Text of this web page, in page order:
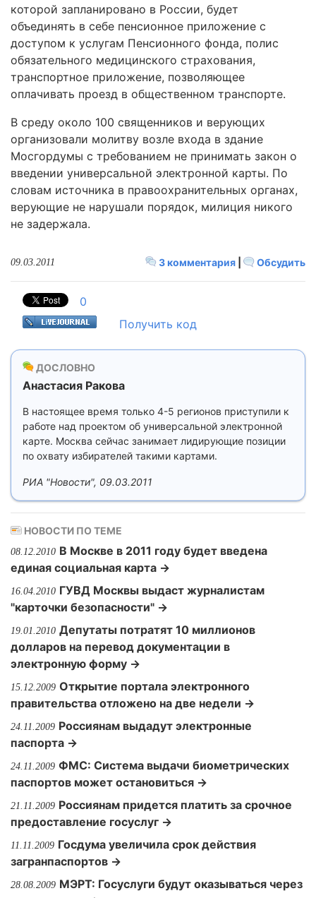
которой запланировано в России, будет
объединять в себе пенсионное приложение с
доступом к услугам Пенсионного фонда, полис
обязательного медицинского страхования,
транспортное приложение, позволяющее
оплачивать проезд в общественном транспорте.
В среду около 100 священников и верующих
организовали молитву возле входа в здание
Мосгордумы с требованием не принимать закон о
введении универсальной электронной карты. По
словам источника в правоохранительных органах,
верующие не нарушали порядок, милиция никого
не задержала.
3 комментария Обсудить
09.03.2011
0
Получить код
ДОСЛОВНО
Анастасия Ракова
В настоящее время только 4-5 регионов приступили к
работе над проектом об универсальной электронной
карте. Москва сейчас занимает лидирующие позиции
по охвату избирателей такими картами.
РИА "Новости", 09.03.2011
НОВОСТИ ПО ТЕМЕ
08.12.2010 В Москве в 2011 году будет введена
единая социальная карта →
16.04.2010 ГУВД Москвы выдаст журналистам
"карточки безопасности" →
19.01.2010 Депутаты потратят 10 миллионов
долларов на перевод документации в
электронную форму →
15.12.2009 Открытие портала электронного
правительства отложено на две недели →
24.11.2009 Россиянам выдадут электронные
паспорта →
24.11.2009 ФМС: Система выдачи биометрических
паспортов может остановиться →
21.11.2009 Россиянам придется платить за срочное
предоставление госуслуг →
11.11.2009 Госдума увеличила срок действия
загранпаспортов →
28.08.2009 МЭРТ: Госуслуги будут оказываться через